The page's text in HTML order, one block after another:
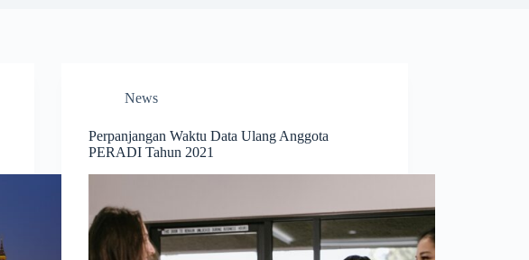
News
Perpanjangan Waktu Data Ulang Anggota
PERADI Tahun 2021